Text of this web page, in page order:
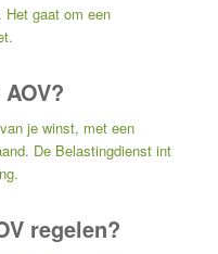
Het gaat om een
je winst, met een
De Belastingdienst int
regelen?